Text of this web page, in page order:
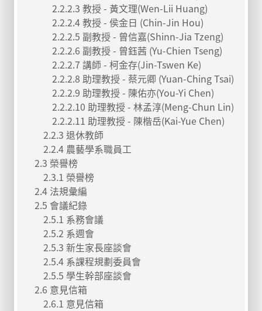
2.2.2.3 教授 - 黃文理(Wen-Lii Huang)
2.2.2.4 教授 - 侯金日 (Chin-Jin Hou)
2.2.2.5 副教授 - 曾信嘉(Shinn-Jia Tzeng)
2.2.2.6 副教授 - 曾鈺茜 (Yu-Chien Tseng)
2.2.2.7 講師 - 柯金存(Jin-Tswen Ke)
2.2.2.8 助理教授 - 蔡元卿 (Yuan-Ching Tsai)
2.2.2.9 助理教授 - 陳佑亦(You-Yi Chen)
2.2.2.10 助理教授 - 林孟淳(Meng-Chun Lin)
2.2.2.11 助理教授 - 陳楷岳(Kai-Yue Chen)
2.2.3 退休教師
2.2.4 農藝學系職員工
2.3 榮譽榜
2.3.1 榮譽榜
2.4 法規彙編
2.5 會議紀錄
2.5.1 系務會議
2.5.2 系週會
2.5.3 新生家長座談會
2.5.4 系課程規劃委員會
2.5.5 學生幹部座談會
2.6 意見信箱
2.6.1 意見信箱